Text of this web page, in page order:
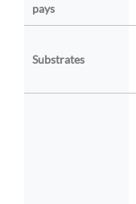
pays
Substrates